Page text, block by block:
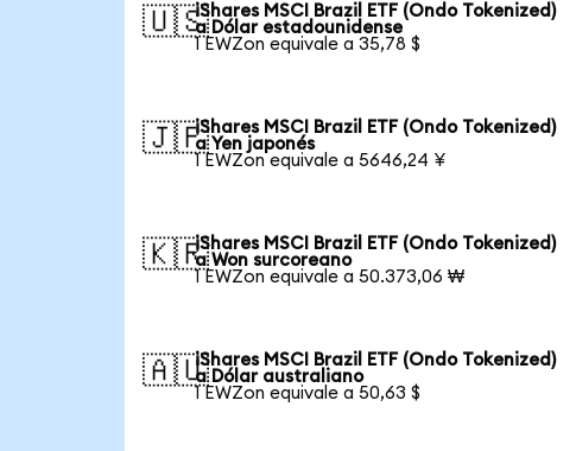
🇺🇸iShares MSCI Brazil ETF (Ondo Tokenized)
a Dólar estadounidense
1 EWZon equivale a 35,78 $
🇯🇵iShares MSCI Brazil ETF (Ondo Tokenized)
a Yen japonés
1 EWZon equivale a 5646,24 ¥
🇰🇷iShares MSCI Brazil ETF (Ondo Tokenized)
a Won surcoreano
1 EWZon equivale a 50.373,06 ₩
🇦🇺iShares MSCI Brazil ETF (Ondo Tokenized)
a Dólar australiano
1 EWZon equivale a 50,63 $